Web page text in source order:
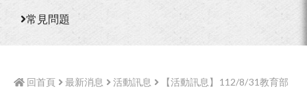
常見問題
回首頁 最新消息 活動訊息
【活動訊息】112/8/31教育部